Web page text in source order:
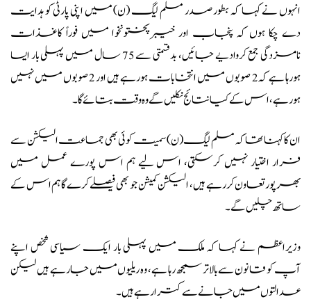
انہوں نے کہا کہ بطور صدر مسلم لیگ (ن) میں اپنی پارٹی کو ہدایت
دے چکا ہوں کہ پنجاب اور خیبرپختونخوا میں فوراً کاغذات
نامزدگی جمع کروادیے جائیں، بدقسمتی سے 75 سال میں پہلی بار ایسا
ہورہا ہے کہ 2 صوبوں میں انتخابات ہورہے ہیں اور 2 صوبوں میں نہیں
ہورہے، اس کے کیا نتائج نکلیں گے وہ وقت بتائے گا۔
ان کا کہنا تھا کہ مسلم لیگ (ن) سمیت کوئی بھی جماعت الیکشن سے
فرار اختیار نہیں کرسکتی، اس لیے ہم اس پورے عمل میں
بھرپور تعاون کررہے ہیں، الیکشن کمیشن جو بھی فیصلے کرے گا ہم اس کے
ساتھ چلیں گے۔
وزیراعظم نے کہا کہ ملک میں پہلی بار ایک سیاسی شخص اپنے
آپ کو قانون سے بالاتر سمجھ رہا ہے، وہ ریلیوں میں جارہے ہیں لیکن
عدالتوں میں جانے سے کترا رہے ہیں۔